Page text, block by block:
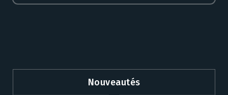
Nouveautés